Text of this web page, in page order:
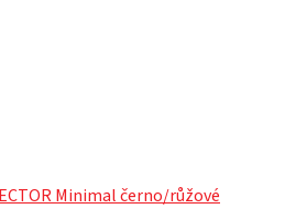
Minimal černo/růžové